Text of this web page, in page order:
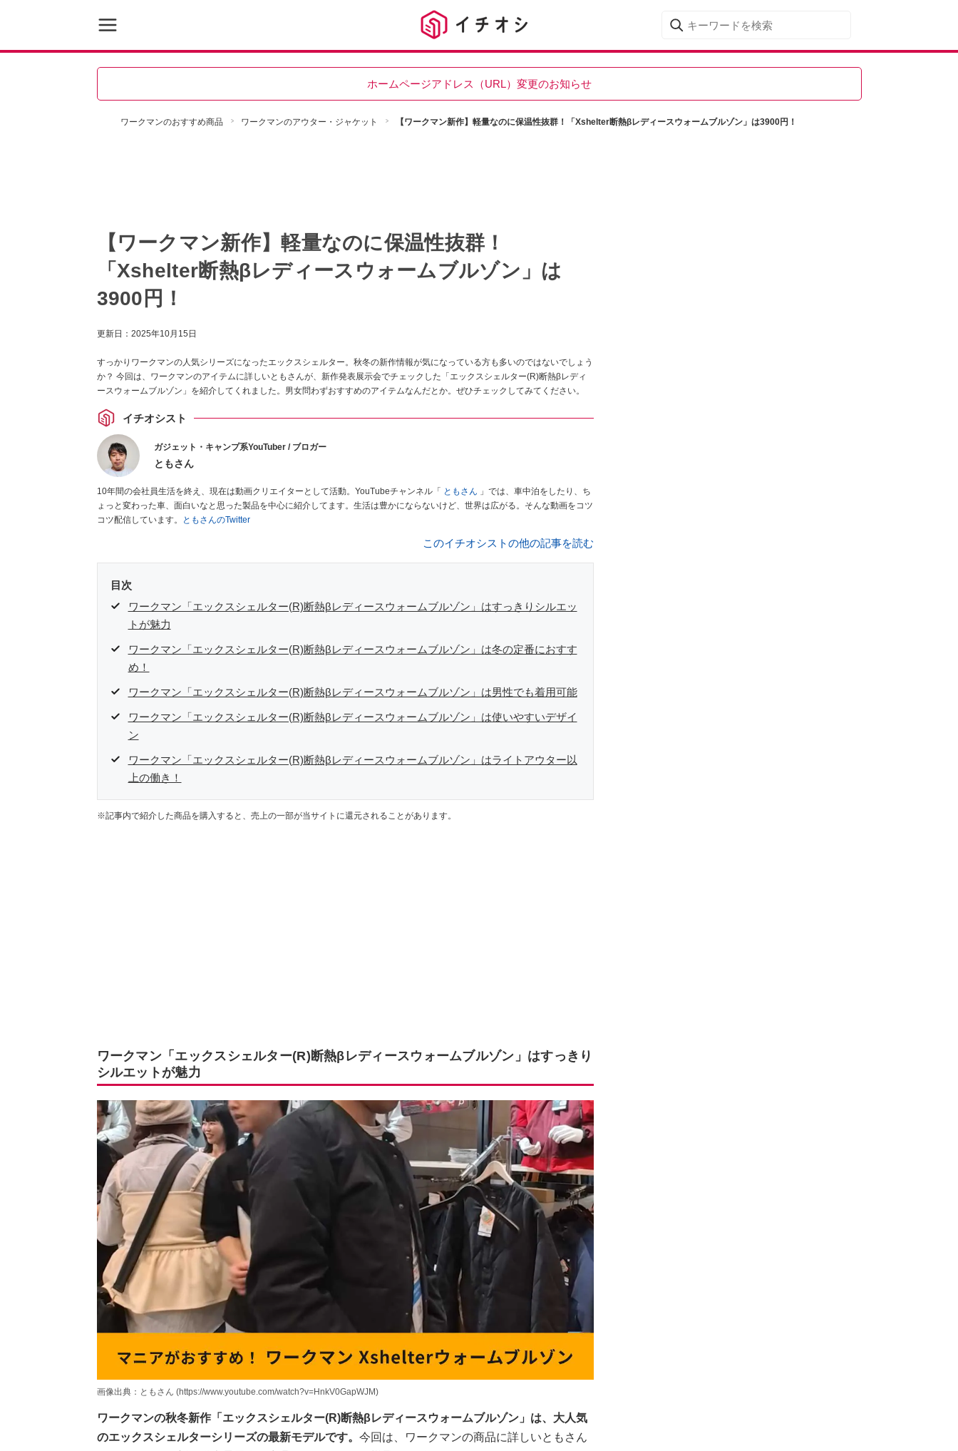
ホームページアドレス（URL）変更のお知らせ
ワークマンのおすすめ商品 ワークマンのアウター・ジャケット 【ワークマン新作】軽量なのに保温性抜群！「Xshelter断熱βレディースウォームブルゾン」は3900円！
【ワークマン新作】軽量なのに保温性抜群！
「Xshelter断熱βレディースウォームブルゾン」は
3900円！
更新日： 2025年10月15日
すっかりワークマンの人気シリーズになったエックスシェルター。秋冬の新作情報が気になっている方も多いのではないでしょう
か？ 今回は、ワークマンのアイテムに詳しいともさんが、新作発表展示会でチェックした「エックスシェルター(R)断熱βレディ
ースウォームブルゾン」を紹介してくれました。男女問わずおすすめのアイテムなんだとか。ぜひチェックしてみてください。
イチオシスト
ガジェット・キャンプ系YouTuber / ブロガー
ともさん
10年間の会社員生活を終え、現在は動画クリエイターとして活動。YouTubeチャンネル「 ともさん 」では、車中泊をしたり、ち
ょっと変わった車、面白いなと思った製品を中心に紹介してます。生活は豊かにならないけど、世界は広がる。そんな動画をコツ
コツ配信しています。
ともさんのTwitter
このイチオシストの他の記事を読む
目次
ワークマン「エックスシェルター(R)断熱βレディースウォームブルゾン」はすっきりシルエッ
トが魅力
ワークマン「エックスシェルター(R)断熱βレディースウォームブルゾン」は冬の定番におすす
め！
ワークマン「エックスシェルター(R)断熱βレディースウォームブルゾン」は男性でも着用可能
ワークマン「エックスシェルター(R)断熱βレディースウォームブルゾン」は使いやすいデザイ
ン
ワークマン「エックスシェルター(R)断熱βレディースウォームブルゾン」はライトアウター以
上の働き！
※記事内で紹介した商品を購入すると、売上の一部が当サイトに還元されることがあります。
ワークマン「エックスシェルター(R)断熱βレディースウォームブルゾン」はすっきり
シルエットが魅力
画像出典：ともさん (https://www.youtube.com/watch?v=HnkV0GapWJM)
ワークマンの秋冬新作「エックスシェルター(R)断熱βレディースウォームブルゾン」は、大人気
のエックスシェルターシリーズの最新モデルです。 今回は、ワークマンの商品に詳しいともさん